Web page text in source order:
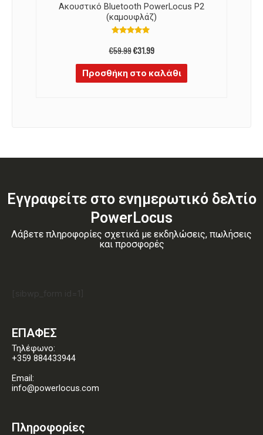
Ακουστικό Bluetooth PowerLocus P2
(καμουφλάζ)
με
4.96
€59.99€31.99
Προσθήκη στο καλάθι
Εγγραφείτε στο ενημερωτικό δελτίο
PowerLocus
Λάβετε πληροφορίες σχετικά με εκδηλώσεις, πωλήσεις
και προσφορές
[sibwp_form id=1]
ΕΠΑΦΕΣ
Τηλέφωνο:
+359 884433944
Email:
info@powerlocus.com
Πληροφορίες